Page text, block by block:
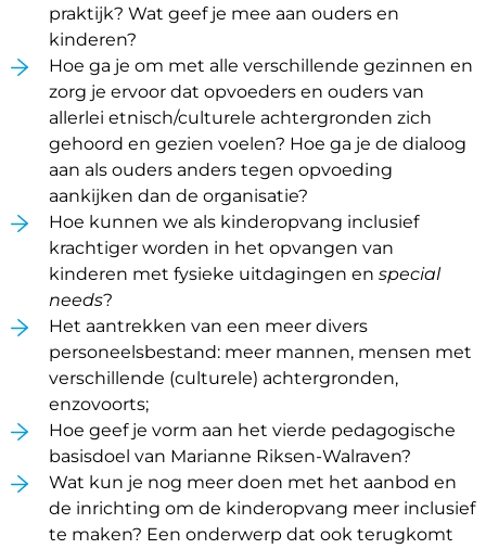
praktijk? Wat geef je mee aan ouders en
kinderen?
Hoe ga je om met alle verschillende gezinnen en
zorg je ervoor dat opvoeders en ouders van
allerlei etnisch/culturele achtergronden zich
gehoord en gezien voelen? Hoe ga je de dialoog
aan als ouders anders tegen opvoeding
aankijken dan de organisatie?
Hoe kunnen we als kinderopvang inclusief
krachtiger worden in het opvangen van
kinderen met fysieke uitdagingen en special
needs?
Het aantrekken van een meer divers
personeelsbestand: meer mannen, mensen met
verschillende (culturele) achtergronden,
enzovoorts;
Hoe geef je vorm aan het vierde pedagogische
basisdoel van Marianne Riksen-Walraven?
Wat kun je nog meer doen met het aanbod en
de inrichting om de kinderopvang meer inclusief
te maken? Een onderwerp dat ook terugkomt